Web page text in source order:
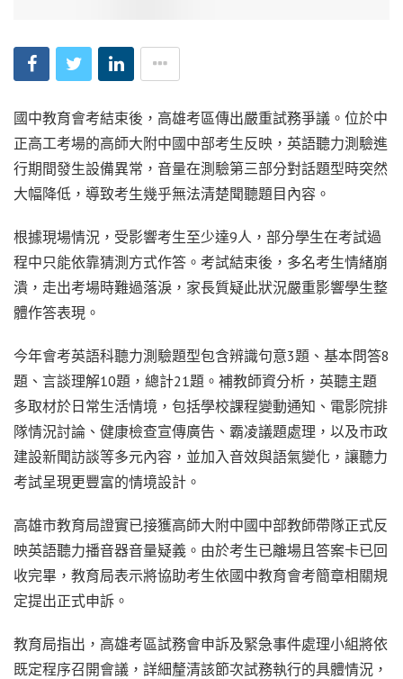
國中教育會考結束後，高雄考區傳出嚴重試務爭議。位於中
正高工考場的高師大附中國中部考生反映，英語聽力測驗進
行期間發生設備異常，音量在測驗第三部分對話題型時突然
大幅降低，導致考生幾乎無法清楚聞聽題目內容。
根據現場情況，受影響考生至少達9人，部分學生在考試過
程中只能依靠猜測方式作答。考試結束後，多名考生情緒崩
潰，走出考場時難過落淚，家長質疑此狀況嚴重影響學生整
體作答表現。
今年會考英語科聽力測驗題型包含辨識句意3題、基本問答8
題、言談理解10題，總計21題。補教師資分析，英聽主題
多取材於日常生活情境，包括學校課程變動通知、電影院排
隊情況討論、健康檢查宣傳廣告、霸凌議題處理，以及市政
建設新聞訪談等多元內容，並加入音效與語氣變化，讓聽力
考試呈現更豐富的情境設計。
高雄市教育局證實已接獲高師大附中國中部教師帶隊正式反
映英語聽力播音器音量疑義。由於考生已離場且答案卡已回
收完畢，教育局表示將協助考生依國中教育會考簡章相關規
定提出正式申訴。
教育局指出，高雄考區試務會申訴及緊急事件處理小組將依
既定程序召開會議，詳細釐清該節次試務執行的具體情況，